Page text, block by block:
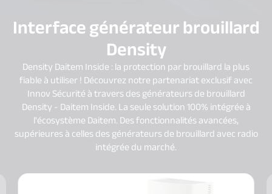
Interface générateur brouillard
Density
Density Daitem Inside : la protection par brouillard la plus
fiable à utiliser ! Découvrez notre partenariat exclusif avec
Innov Sécurité à travers des générateurs de brouillard
Density - Daitem Inside. La seule solution 100% intégrée à
l'écosystème Daitem. Des fonctionnalités avancées,
supérieures à celles des générateurs de brouillard avec radio
intégrée du marché.